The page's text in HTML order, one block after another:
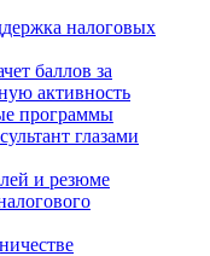
налоговых
баллов за
активность
программы
глазами
и резюме